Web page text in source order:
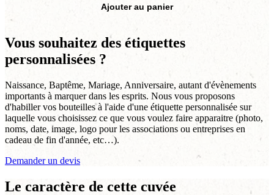
Ajouter au panier
Vous souhaitez des étiquettes
personnalisées ?
Naissance, Baptême, Mariage, Anniversaire, autant d'évènements
importants à marquer dans les esprits. Nous vous proposons
d'habiller vos bouteilles à l'aide d'une étiquette personnalisée sur
laquelle vous choisissez ce que vous voulez faire apparaitre (photo,
noms, date, image, logo pour les associations ou entreprises en
cadeau de fin d'année, etc…).
Demander un devis
Le caractère de cette cuvée